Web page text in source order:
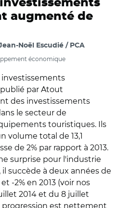
investissements
augmenté de
Noël Escudié / PCA
économique
investissements
par Atout
des investissements
le secteur de
touristiques. Ils
volume total de 13,1
de 2% par rapport à 2013.
surprise pour l'industrie
succède à deux années de
-2% en 2013 (voir nos
2014 et du 8 juillet
progression est nettement